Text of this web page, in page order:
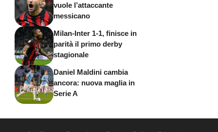
vuole l’attaccante
messicano
Milan-Inter 1-1, finisce in
parità il primo derby
stagionale
Daniel Maldini cambia
ancora: nuova maglia in
Serie A